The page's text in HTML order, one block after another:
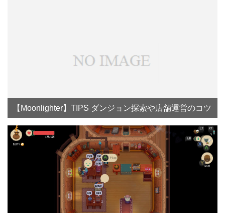
【Moonlighter】TIPS ダンジョン探索や店舗運営のコツ